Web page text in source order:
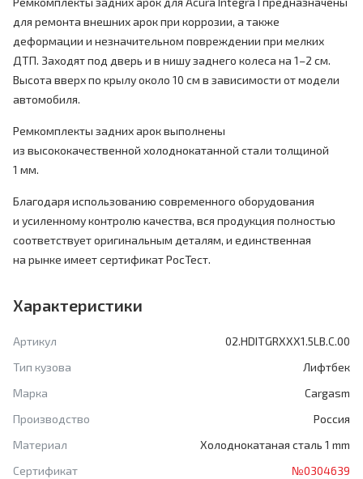
для ремонта внешних арок при коррозии, а также
деформации и незначительном повреждении при мелких
ДТП. Заходят под дверь и в нишу заднего колеса на 1–2 см.
Высота вверх по крылу около 10 см в зависимости от модели
автомобиля.
Ремкомплекты задних арок выполнены
из высококачественной холоднокатанной стали толщиной
1 мм.
Благодаря использованию современного оборудования
и усиленному контролю качества, вся продукция полностью
соответствует оригинальным деталям, и единственная
на рынке имеет сертификат РосТест.
Характеристики
Артикул
02.HDITGRXXX1.5LB.C.00
Тип кузова
Лифтбек
Марка
Cargasm
Производство
Россия
Материал
Холоднокатаная сталь 1 mm
Сертификат
№0304639